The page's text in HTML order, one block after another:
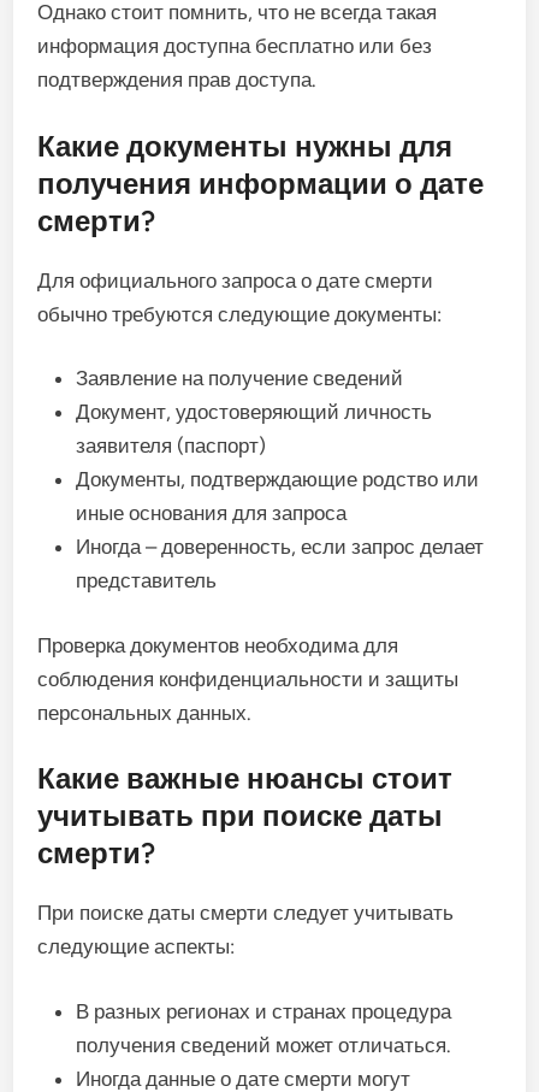
Однако стоит помнить, что не всегда такая
информация доступна бесплатно или без
подтверждения прав доступа.
Какие документы нужны для
получения информации о дате
смерти?
Для официального запроса о дате смерти
обычно требуются следующие документы:
Заявление на получение сведений
Документ, удостоверяющий личность
заявителя (паспорт)
Документы, подтверждающие родство или
иные основания для запроса
Иногда – доверенность, если запрос делает
представитель
Проверка документов необходима для
соблюдения конфиденциальности и защиты
персональных данных.
Какие важные нюансы стоит
учитывать при поиске даты
смерти?
При поиске даты смерти следует учитывать
следующие аспекты:
В разных регионах и странах процедура
получения сведений может отличаться.
Иногда данные о дате смерти могут